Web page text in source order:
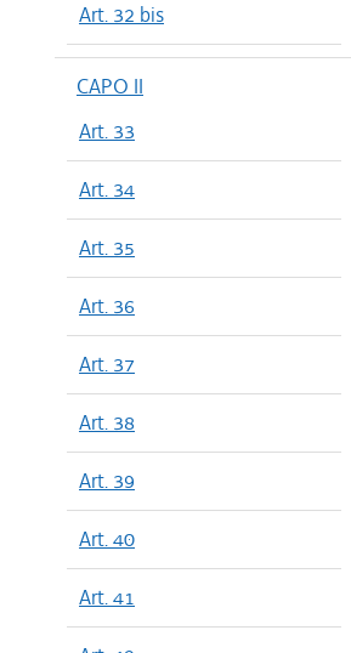
Art. 32 bis
CAPO II
Art. 33
Art. 34
Art. 35
Art. 36
Art. 37
Art. 38
Art. 39
Art. 40
Art. 41